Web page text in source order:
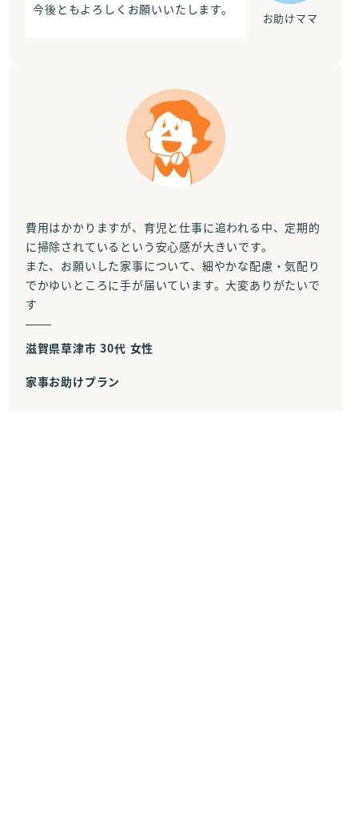
お助けママ
今後ともよろしくお願いいたします。
費用はかかりますが、育児と仕事に追われる中、定期的
に掃除されているという安心感が大きいです。
また、お願いした家事について、細やかな配慮・気配り
でかゆいところに手が届いています。大変ありがたいで
す
滋賀県草津市 30代 女性
家事お助けプラン